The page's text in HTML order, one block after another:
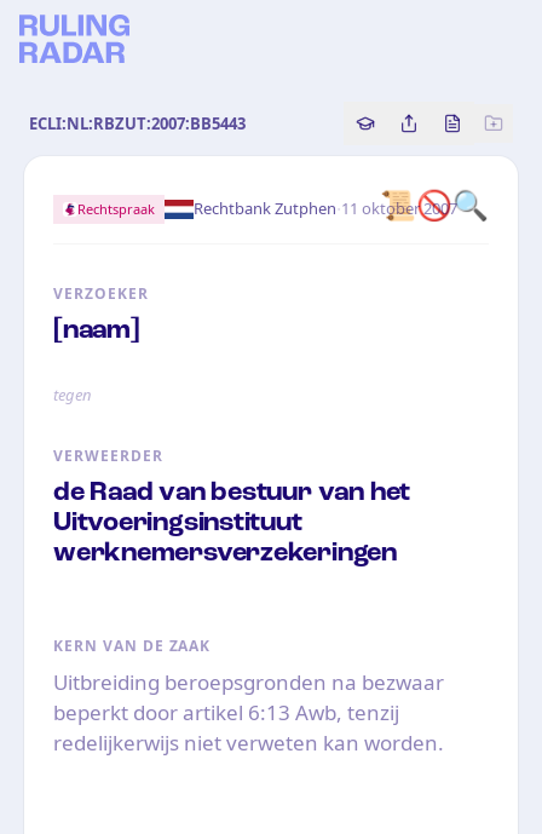
ECLI:NL:RBZUT:2007:BB5443 Copy source
Share this
Bekijk
📜🚫🔍
Rechtspraak Rechtbank Zutphen·11 oktober 2007
VERZOEKER
[naam]
tegen
VERWEERDER
de Raad van bestuur van het
Uitvoeringsinstituut
werknemersverzekeringen
KERN VAN DE ZAAK
Uitbreiding beroepsgronden na bezwaar
beperkt door artikel 6:13 Awb, tenzij
redelijkerwijs niet verweten kan worden.